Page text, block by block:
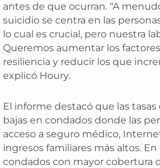
antes de que ocurran. “A
suicidio se centra en las
lo cual es crucial, pero nuestra
Queremos aumentar los
resiliencia y reducir los que
explicó Houry.
El informe destacó que las
bajas en condados donde las
acceso a seguro médico,
ingresos familiares más altos.
condados con mayor cobertura